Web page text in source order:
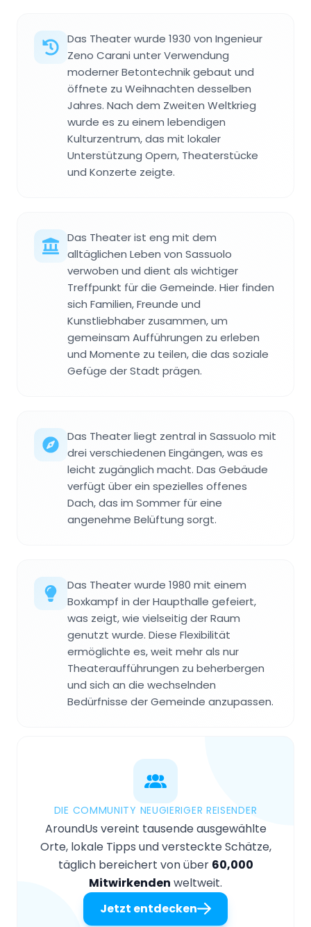
Das Theater wurde 1930 von Ingenieur
Zeno Carani unter Verwendung
moderner Betontechnik gebaut und
öffnete zu Weihnachten desselben
Jahres. Nach dem Zweiten Weltkrieg
wurde es zu einem lebendigen
Kulturzentrum, das mit lokaler
Unterstützung Opern, Theaterstücke
und Konzerte zeigte.
Das Theater ist eng mit dem
alltäglichen Leben von Sassuolo
verwoben und dient als wichtiger
Treffpunkt für die Gemeinde. Hier finden
sich Familien, Freunde und
Kunstliebhaber zusammen, um
gemeinsam Aufführungen zu erleben
und Momente zu teilen, die das soziale
Gefüge der Stadt prägen.
Das Theater liegt zentral in Sassuolo mit
drei verschiedenen Eingängen, was es
leicht zugänglich macht. Das Gebäude
verfügt über ein spezielles offenes
Dach, das im Sommer für eine
angenehme Belüftung sorgt.
Das Theater wurde 1980 mit einem
Boxkampf in der Haupthalle gefeiert,
was zeigt, wie vielseitig der Raum
genutzt wurde. Diese Flexibilität
ermöglichte es, weit mehr als nur
Theateraufführungen zu beherbergen
und sich an die wechselnden
Bedürfnisse der Gemeinde anzupassen.
DIE COMMUNITY NEUGIERIGER REISENDER
AroundUs vereint tausende ausgewählte
Orte, lokale Tipps und versteckte Schätze,
täglich bereichert von über 60,000
Mitwirkenden weltweit.
Jetzt entdecken